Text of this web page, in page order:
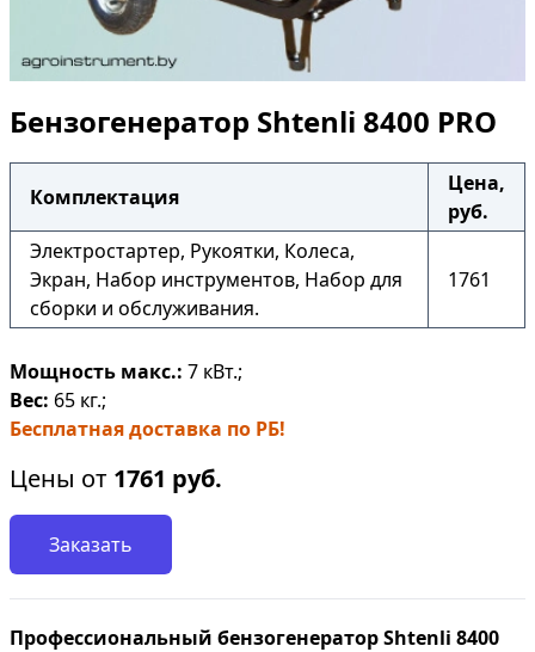
Бензогенератор Shtenli 8400 PRO
Комплектация
Цена,
руб.
Электростартер, Рукоятки, Колеса,
Экран, Набор инструментов, Набор для
сборки и обслуживания.
1761
Мощность макс.: 7 кВт.;
Вес: 65 кг.;
Бесплатная доставка по РБ!
Цены от 1761 руб.
Заказать
Профессиональный бензогенератор Shtenli 8400